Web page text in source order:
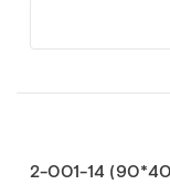
2-001-14